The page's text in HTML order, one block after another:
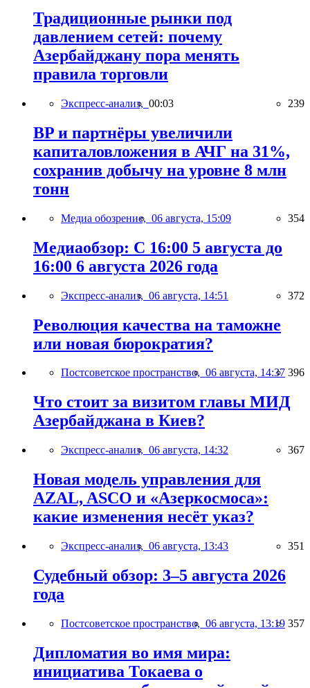
Традиционные рынки под
давлением сетей: почему
Азербайджану пора менять
правила торговли
Экспресс-анализ, 00:03 239
BP и партнёры увеличили
капиталовложения в АЧГ на 31%,
сохранив добычу на уровне 8 млн
тонн
Медиа обозрение, 06 августа, 15:09 354
Медиаобзор: С 16:00 5 августа до
16:00 6 августа 2026 года
Экспресс-анализ, 06 августа, 14:51 372
Революция качества на таможне
или новая бюрократия?
Постсоветское пространство, 06 августа, 14:37 396
Что стоит за визитом главы МИД
Азербайджана в Киев?
Экспресс-анализ, 06 августа, 14:32 367
Новая модель управления для
AZAL, ASCO и «Азеркосмоса»:
какие изменения несёт указ?
Экспресс-анализ, 06 августа, 13:43 351
Судебный обзор: 3–5 августа 2026
года
Постсоветское пространство, 06 августа, 13:19 357
Дипломатия во имя мира:
инициатива Токаева о